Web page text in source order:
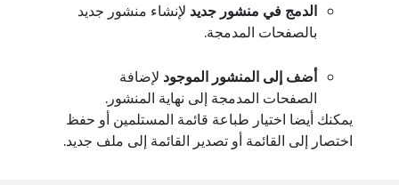
الدمج في منشور جديد لإنشاء منشور جديد
بالصفحات المدمجة.
أضف إلى المنشور الموجود لإضافة
الصفحات المدمجة إلى نهاية المنشور.
يمكنك أيضا اختيار طباعة قائمة المستلمين أو حفظ
اختصار إلى القائمة أو تصدير القائمة إلى ملف جديد.